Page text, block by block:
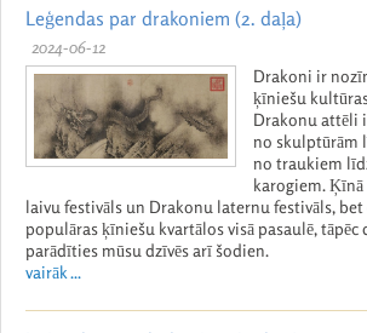
Leģendas par drakoniem (2. daļa)
2024-06-12
Drakoni ir
ķīniešu
Drakonu attēli
no skulptūrām
no traukiem
karogiem.
laivu festivāls un Drakonu laternu festivāls,
populāras ķīniešu kvartālos visā pasaulē,
parādīties mūsu dzīvēs arī šodien.
vairāk ...